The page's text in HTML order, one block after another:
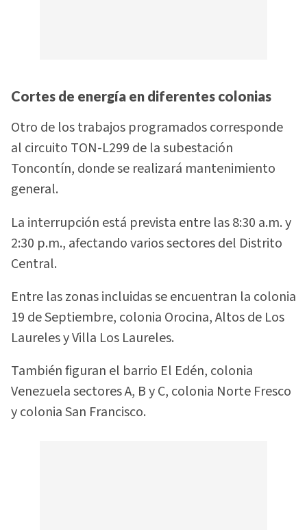
Cortes de energía en diferentes colonias
Otro de los trabajos programados corresponde
al circuito TON-L299 de la subestación
Toncontín, donde se realizará mantenimiento
general.
La interrupción está prevista entre las 8:30 a.m. y
2:30 p.m., afectando varios sectores del Distrito
Central.
Entre las zonas incluidas se encuentran la colonia
19 de Septiembre, colonia Orocina, Altos de Los
Laureles y Villa Los Laureles.
También figuran el barrio El Edén, colonia
Venezuela sectores A, B y C, colonia Norte Fresco
y colonia San Francisco.